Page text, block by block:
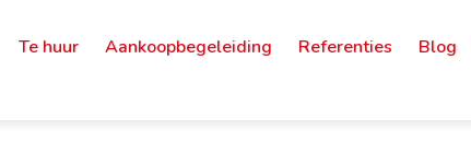
Te huur Aankoopbegeleiding Referenties Blog